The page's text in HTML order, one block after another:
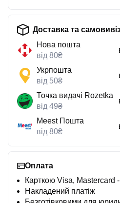
Доставка та
Нова пошта
від 80₴
Укрпошта
від 50₴
Точка видачі Rozetka
від 49₴
Meest Пошта
від 80₴
Оплата
Карткою Visa, Mastercard
Накладений платіж